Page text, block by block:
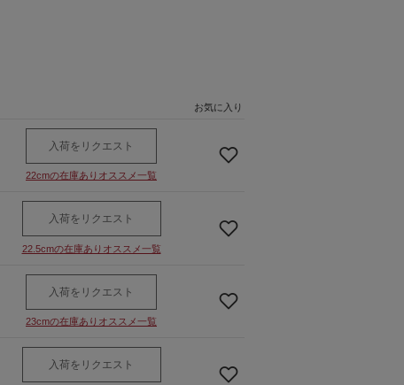
お気に入り
入荷をリクエスト
22cmの在庫ありオススメ一覧
入荷をリクエスト
22.5cmの在庫ありオススメ一覧
入荷をリクエスト
23cmの在庫ありオススメ一覧
入荷をリクエスト